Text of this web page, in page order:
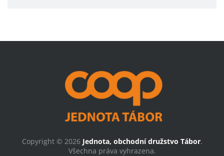
Copyright © 2026 Jednota, obchodní družstvo Tábor.
Všechna práva vyhrazena.